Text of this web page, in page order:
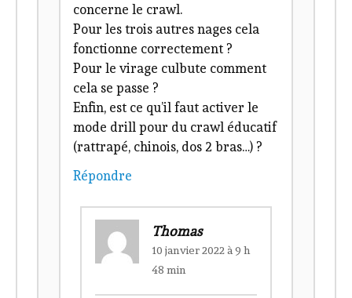
concerne le crawl.
Pour les trois autres nages cela
fonctionne correctement ?
Pour le virage culbute comment
cela se passe ?
Enfin, est ce qu’il faut activer le
mode drill pour du crawl éducatif
(rattrapé, chinois, dos 2 bras…) ?
Répondre
Thomas
10 janvier 2022 à 9 h
48 min